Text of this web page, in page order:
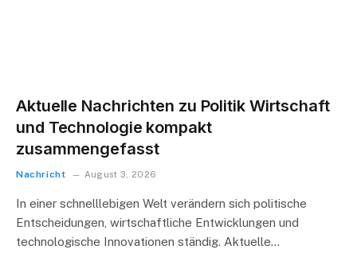
Aktuelle Nachrichten zu Politik Wirtschaft
und Technologie kompakt
zusammengefasst
Nachricht August 3, 2026
In einer schnelllebigen Welt verändern sich politische
Entscheidungen, wirtschaftliche Entwicklungen und
technologische Innovationen ständig. Aktuelle…